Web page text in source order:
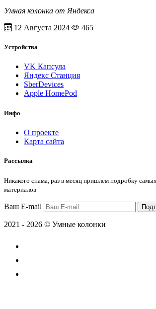
Умная колонка от Яндекса
12 Августа 2024
465
Устройства
VK Капсула
Яндекс Станция
SberDevices
Apple HomePod
Инфо
О проекте
Карта сайта
Рассылка
Никакого спама, раз в месяц пришлем подробку
материалов
Ваш E-mail
2021 - 2026 © Умные колонки